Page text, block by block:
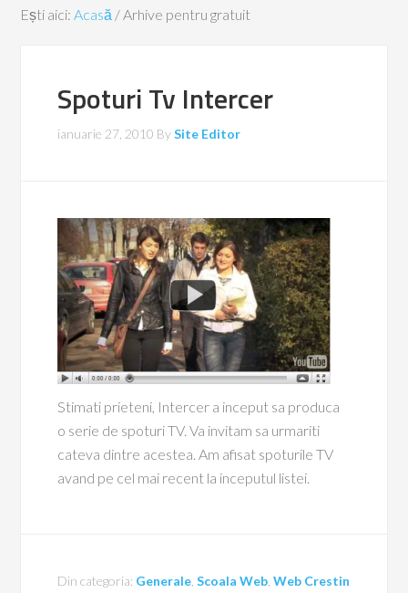
Ești aici:Acasă /Arhive pentru gratuit
Spoturi Tv Intercer
ianuarie 27, 2010 BySite Editor
Stimati prieteni, Intercer a inceput sa produca
o serie de spoturi TV. Va invitam sa urmariti
cateva dintre acestea. Am afisat spoturile TV
avand pe cel mai recent la inceputul listei.
Din categoria: Generale ,Scoala Web ,Web Crestin